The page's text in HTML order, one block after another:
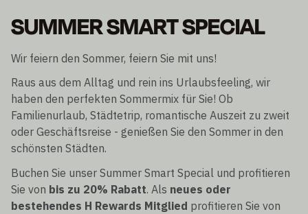
SUMMER SMART SPECIAL
Wir feiern den Sommer, feiern Sie mit uns!
Raus aus dem Alltag und rein ins Urlaubsfeeling, wir
haben den perfekten Sommermix für Sie! Ob
Familienurlaub, Städtetrip, romantische Auszeit zu zweit
oder Geschäftsreise - genießen Sie den Sommer in den
schönsten Städten.
Buchen Sie unser Summer Smart Special und profitieren
Sie von bis zu 20% Rabatt. Als neues oder
bestehendes H Rewards Mitglied profitieren Sie von